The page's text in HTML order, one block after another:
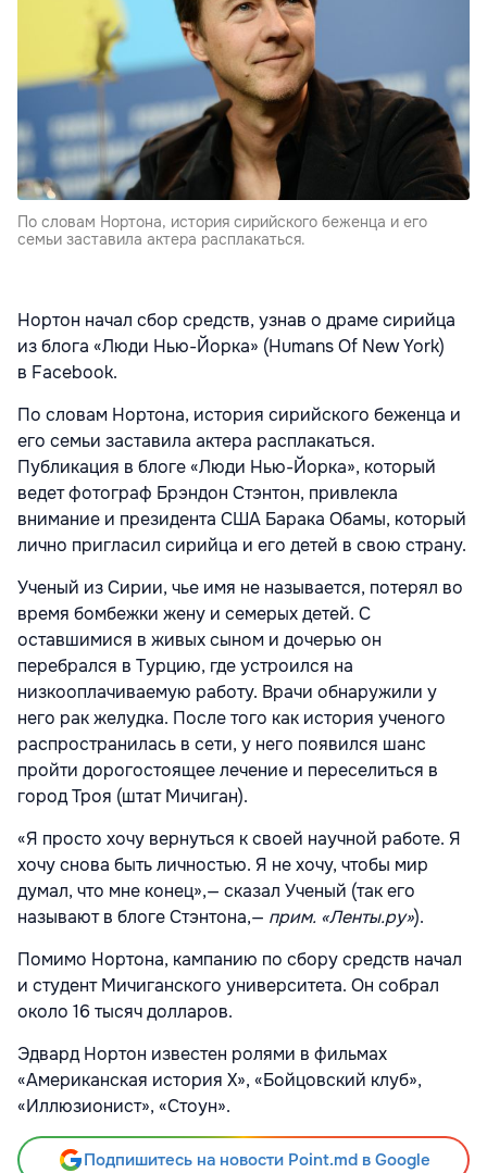
По словам Нортона, история сирийского беженца и его
семьи заставила актера расплакаться.
Нортон начал сбор средств, узнав о драме сирийца
из блога «Люди Нью-Йорка» (Humans Of New York)
в Facebook.
По словам Нортона, история сирийского беженца и
его семьи заставила актера расплакаться.
Публикация в блоге «Люди Нью-Йорка», который
ведет фотограф Брэндон Стэнтон, привлекла
внимание и президента США Барака Обамы, который
лично пригласил сирийца и его детей в свою страну.
Ученый из Сирии, чье имя не называется, потерял во
время бомбежки жену и семерых детей. С
оставшимися в живых сыном и дочерью он
перебрался в Турцию, где устроился на
низкооплачиваемую работу. Врачи обнаружили у
него рак желудка. После того как история ученого
распространилась в сети, у него появился шанс
пройти дорогостоящее лечение и переселиться в
город Троя (штат Мичиган).
«Я просто хочу вернуться к своей научной работе. Я
хочу снова быть личностью. Я не хочу, чтобы мир
думал, что мне конец»,— сказал Ученый (так его
называют в блоге Стэнтона,— прим. «Ленты.ру»).
Помимо Нортона, кампанию по сбору средств начал
и студент Мичиганского университета. Он собрал
около 16 тысяч долларов.
Эдвард Нортон известен ролями в фильмах
«Американская история Х», «Бойцовский клуб»,
«Иллюзионист», «Стоун».
Подпишитесь на новости Point.md в Google